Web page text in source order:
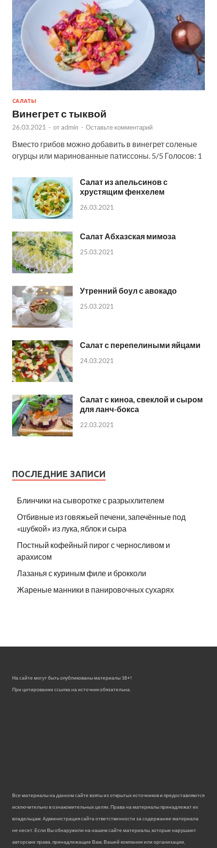
САЛАТЫ
Винегрет с тыквой
26.03.2021 - от admin - Оставьте комментарий
Вместо грибов можно добавить в винегрет соленые
огурцы или маринованные патиссоны. 5/5 Голосов: 1
Салат из апельсинов с
хрустящим фенхелем
26.03.2021
Салат Абхазская мимоза
25.03.2021
Утренний боул с авокадо
25.03.2021
Салат с перепелиными яйцами
24.03.2021
Салат с киноа, свеклой и сыром
для ланч-бокса
22.03.2021
ПОСЛЕДНИЕ ЗАПИСИ
Блинчики на сыворотке с разрыхлителем
Отбивные из говяжьей печени, запечённые под
«шубкой» из лука, яблок и сыра
Постный кофейный пирог с черносливом и
арахисом
Лазанья с куриным филе и брокколи
Жареные манники в панировочных сухарях
На сайте могут быть опубликованы материалы 18+!
При цитировании ссылка на источник обязательна.
Все материалы на данном сайте взяты из открытых источников и предоставляются
исключительно в ознакомительных целях. Права на материалы принадлежат их
владельцам. Администрация сайта ответственности за содержание материала
не несет. Если Вы обнаружили на нашем сайте материалы, которые нарушают
авторские права, принадлежащие Вам, Вашей компании или организации,